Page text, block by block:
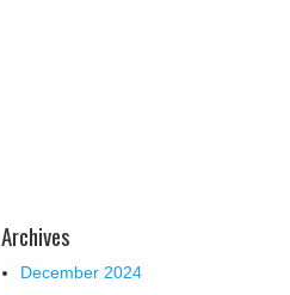
Archives
December 2024